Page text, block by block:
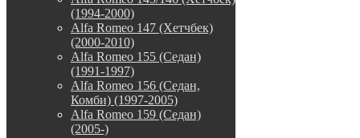
(1994-2000)
Alfa Romeo 147 (Хетчбек)
(2000-2010)
Alfa Romeo 155 (Седан)
(1991-1997)
Alfa Romeo 156 (Седан,
Комби) (1997-2005)
Alfa Romeo 159 (Седан)
(2005-)